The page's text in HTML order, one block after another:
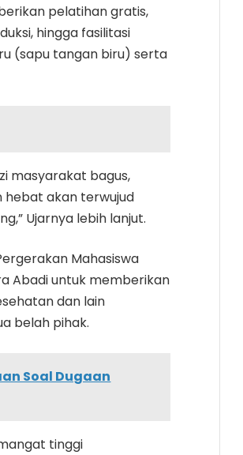
pelatihan gratis,
hingga fasilitasi
(sapu tangan biru) serta
masyarakat bagus,
hebat akan terwujud
Ujarnya lebih lanjut.
Mahasiswa
Abadi untuk memberikan
dan lain
belah pihak.
Soal Dugaan
tinggi